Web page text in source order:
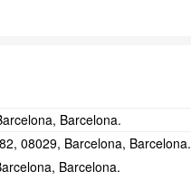
Barcelona.
08029, Barcelona, Barcelona.
Barcelona.